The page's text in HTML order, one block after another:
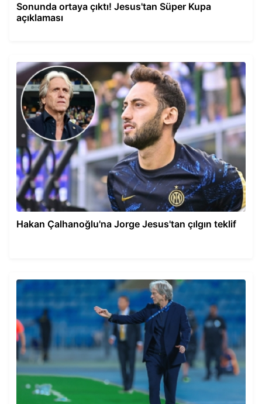
Sonunda ortaya çıktı! Jesus'tan Süper Kupa
açıklaması
Hakan Çalhanoğlu'na Jorge Jesus'tan çılgın teklif